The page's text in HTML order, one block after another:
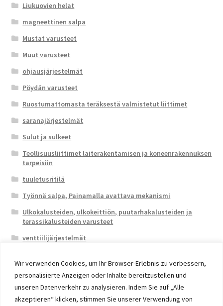
Wir verwenden Cookies, um Ihr Browser-Erlebnis zu verbessern,
personalisierte Anzeigen oder Inhalte bereitzustellen und
unseren Datenverkehr zu analysieren. Indem Sie auf „Alle
akzeptieren“ klicken, stimmen Sie unserer Verwendung von
Liukuovien helat
magneettinen salpa
Mustat varusteet
Muut varusteet
ohjausjärjestelmät
Pöydän varusteet
Ruostumattomasta teräksestä valmistetut liittimet
saranajärjestelmät
Sulut ja sulkeet
Teollisuusliittimet laiterakentamisen ja koneenrakennuksen
tarpeisiin
tuuletusritilä
Työnnä salpa, Painamalla avattava mekanismi
Ulkokalusteiden, ulkokeittiön, puutarhakalusteiden ja
terassikalusteiden varusteet
venttiilijärjestelmät